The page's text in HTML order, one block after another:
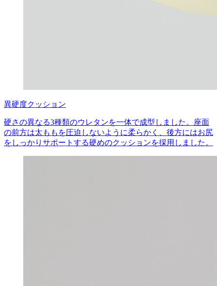
異硬度クッション
硬さの異なる3種類のウレタンを一体で成型しました。座面
の前方は太ももを圧迫しないように柔らかく、後方にはお尻
をしっかりサポートする硬めのクッションを採用しました。